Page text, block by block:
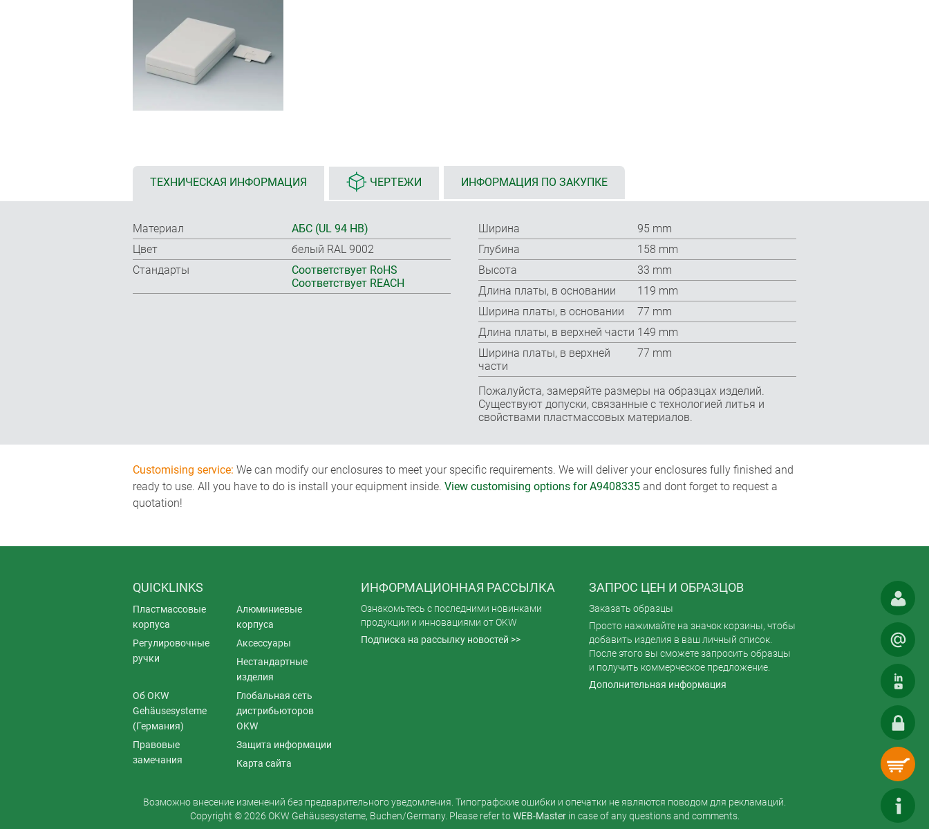
ТЕХНИЧЕСКАЯ ИНФОРМАЦИЯ ЧЕРТЕЖИ ИНФОРМАЦИЯ ПО ЗАКУПКЕ
Материал
АБС (UL 94 HB)
Цвет
белый RAL 9002
Стандарты
Соответствует RoHS
Соответствует REACH
Ширина
95 mm
Глубина
158 mm
Высота
33 mm
Длина платы, в основании
119 mm
Ширина платы, в основании
77 mm
Длина платы, в верхней части 149 mm
Ширина платы, в верхней
части
77 mm
Пожалуйста, замеряйте размеры на образцах изделий.
Существуют допуски, связанные с технологией литья и
свойствами пластмассовых материалов.
Customising service: We can modify our enclosures to meet your specific requirements. We will deliver your enclosures fully finished and
ready to use. All you have to do is install your equipment inside. View customising options for A9408335 and dont forget to request a
quotation!
QUICKLINKS
Пластмассовые
корпуса
Алюминиевые
корпуса
Регулировочные
ручки
Аксессуары
Нестандартные
изделия
Об OKW
Gehäusesysteme
(Германия)
Глобальная сеть
дистрибьюторов
OKW
Правовые
замечания
Защита информации
Карта сайта
ИНФОРМАЦИОННАЯ РАССЫЛКА
Ознакомьтесь с последними новинками
продукции и инновациями от OKW
Подписка на рассылку новостей >>
ЗАПРОС ЦЕН И ОБРАЗЦОВ
Заказать образцы
Просто нажимайте на значок корзины, чтобы
добавить изделия в ваш личный список.
После этого вы сможете запросить образцы
и получить коммерческое предложение.
Дополнительная информация
Возможно внесение изменений без предварительного уведомления. Типографские ошибки и опечатки не являются поводом для рекламаций.
Copyright © 2026 OKW Gehäusesysteme, Buchen/Germany. Please refer toWEB-Masterin case of any questions and comments.